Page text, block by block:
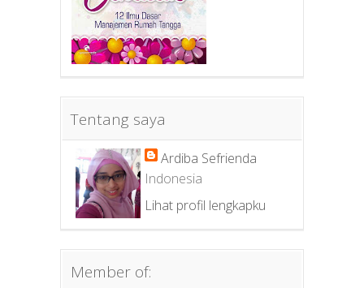
Tentang saya
Ardiba Sefrienda
Indonesia
Lihat profil lengkapku
Member of: